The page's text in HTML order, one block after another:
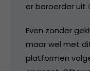
er beroerder uit
Even zonder
maar wel met
platformen